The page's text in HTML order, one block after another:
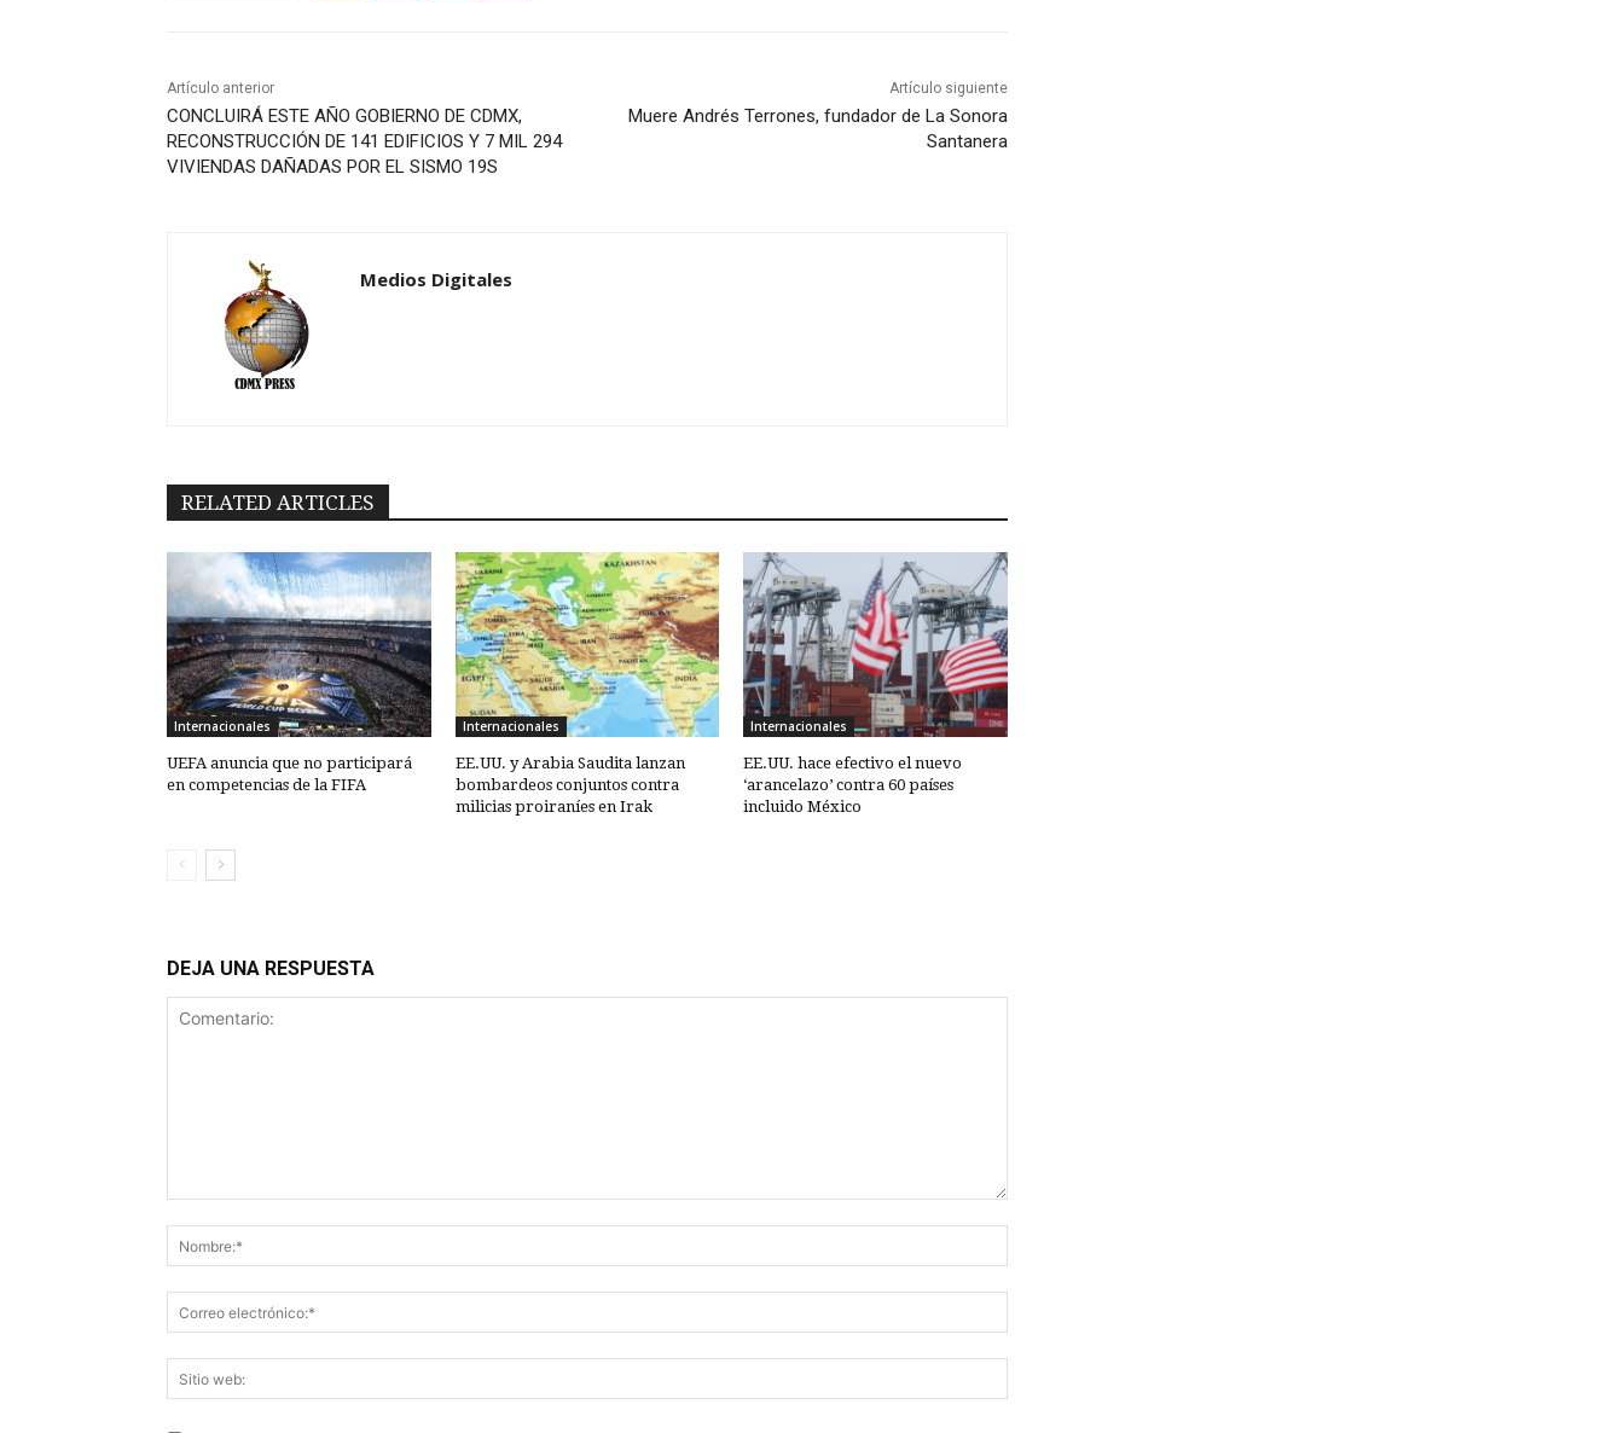
Artículo anterior
CONCLUIRÁ ESTE AÑO GOBIERNO DE CDMX,
RECONSTRUCCIÓN DE 141 EDIFICIOS Y 7 MIL 294
VIVIENDAS DAÑADAS POR EL SISMO 19S
Artículo siguiente
Muere Andrés Terrones, fundador de La Sonora
Santanera
Medios Digitales
RELATED ARTICLES
Internacionales
UEFA anuncia que no participará
en competencias de la FIFA
Internacionales
EE.UU. y Arabia Saudita lanzan
bombardeos conjuntos contra
milicias proiraníes en Irak
Internacionales
EE.UU. hace efectivo el nuevo
‘arancelazo’ contra 60 países
incluido México
DEJA UNA RESPUESTA
electrónico:*
web: